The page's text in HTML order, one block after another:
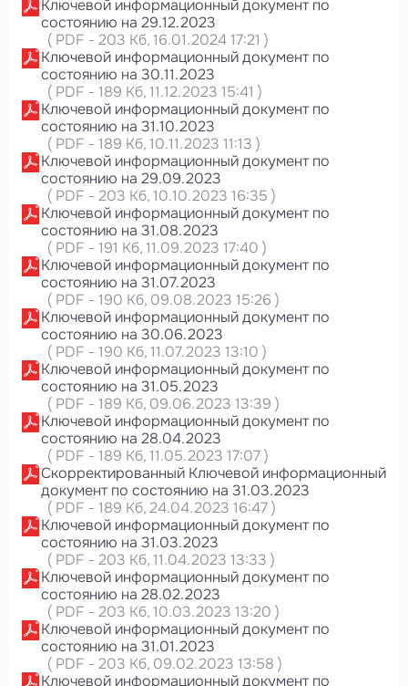
Ключевой информационный документ по
состоянию на 29.12.2023
( PDF - 203 Кб, 16.01.2024 17:21 )
Ключевой информационный документ по
состоянию на 30.11.2023
( PDF - 189 Кб, 11.12.2023 15:41 )
Ключевой информационный документ по
состоянию на 31.10.2023
( PDF - 189 Кб, 10.11.2023 11:13 )
Ключевой информационный документ по
состоянию на 29.09.2023
( PDF - 203 Кб, 10.10.2023 16:35 )
Ключевой информационный документ по
состоянию на 31.08.2023
( PDF - 191 Кб, 11.09.2023 17:40 )
Ключевой информационный документ по
состоянию на 31.07.2023
( PDF - 190 Кб, 09.08.2023 15:26 )
Ключевой информационный документ по
состоянию на 30.06.2023
( PDF - 190 Кб, 11.07.2023 13:10 )
Ключевой информационный документ по
состоянию на 31.05.2023
( PDF - 189 Кб, 09.06.2023 13:39 )
Ключевой информационный документ по
состоянию на 28.04.2023
( PDF - 189 Кб, 11.05.2023 17:07)
Скорректированный Ключевой информационный
документ по состоянию на 31.03.2023
( PDF - 189 Кб, 24.04.2023 16:47)
Ключевой информационный документ по
состоянию на 31.03.2023
( PDF - 203 Кб, 11.04.2023 13:33 )
Ключевой информационный документ по
состоянию на 28.02.2023
( PDF - 203 Кб, 10.03.2023 13:20 )
Ключевой информационный документ по
состоянию на 31.01.2023
( PDF - 203 Кб, 09.02.2023 13:58 )
Ключевой информационный документ по